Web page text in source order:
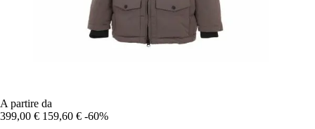
A partire da
399,00 € 159,60 € -60%